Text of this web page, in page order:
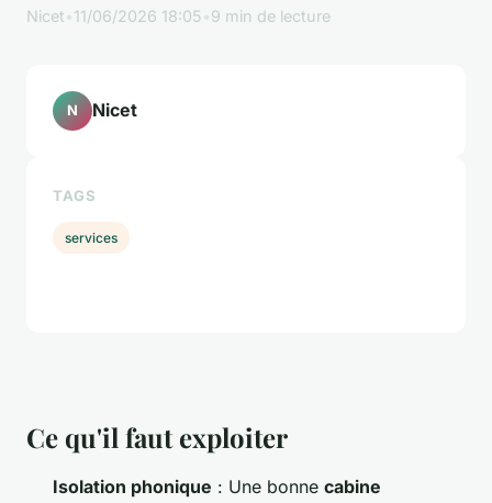
Nicet•11/06/2026 18:05•9 min de lecture
Ce qu'il faut exploiter
Isolation phonique : Une bonne cabine
N Nicet
TAGS
services